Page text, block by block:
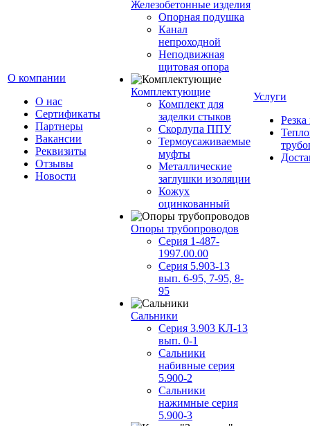
О компании
О нас
Сертификаты
Партнеры
Вакансии
Реквизиты
Отзывы
Новости
Железобетонные изделия
Опорная подушка
Канал
непроходной
Неподвижная
щитовая опора
Комплектующие
Комплект для
заделки стыков
Скорлупа ППУ
Термоусаживаемые
муфты
Металлические
заглушки изоляции
Кожух
оцинкованный
Опоры трубопроводов
Серия 1-487-
1997.00.00
Серия 5.903-13
вып. 6-95, 7-95, 8-
95
Сальники
Серия 3.903 КЛ-13
вып. 0-1
Сальники
набивные серия
5.900-2
Сальники
нажимные серия
5.900-3
Услуги
Резка